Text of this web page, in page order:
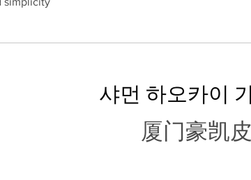
샤먼 하오카이
厦门豪凯